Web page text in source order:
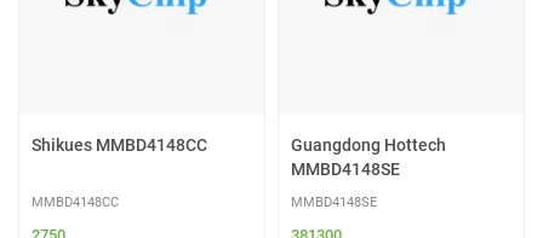
Shikues MMBD4148CC
MMBD4148CC
Guangdong Hottech
MMBD4148SE
MMBD4148SE